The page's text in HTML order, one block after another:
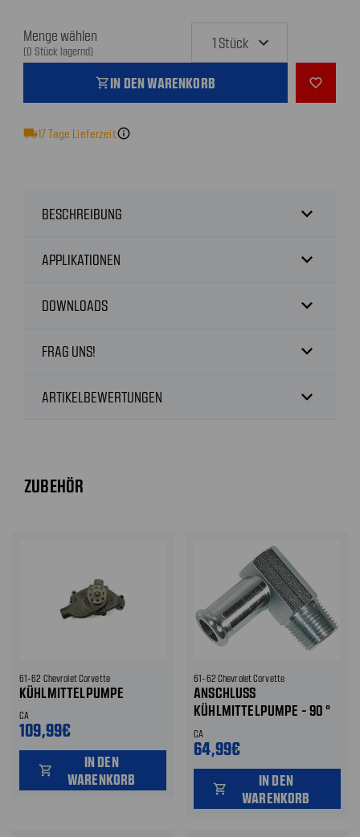
Menge wählen
(0 Stück lagernd)
shopping_cartIN DEN WARENKORB favorite_outline
local_shipping17Tage Lieferzeitinfo
BESCHREIBUNG expand_more
APPLIKATIONEN expand_more
DOWNLOADS expand_more
FRAG UNS! expand_more
ARTIKELBEWERTUNGEN expand_more
ZUBEHÖR
61-62 Chevrolet Corvette
KÜHLMITTELPUMPE
CA
109,99€
shopping_cart
IN DEN
WARENKORB
61-62 Chevrolet Corvette
ANSCHLUSS
KÜHLMITTELPUMPE - 90 °
ABGEWINKELT
CA
64,99€
shopping_cart
IN DEN
WARENKORB